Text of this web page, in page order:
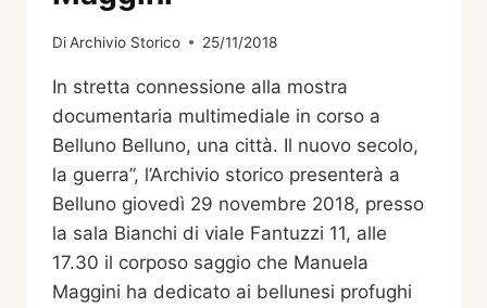
DiArchivio Storico 25/11/2018
In stretta connessione alla mostra
documentaria multimediale in corso a
Belluno Belluno, una città. Il nuovo secolo,
la guerra”, l’Archivio storico presenterà a
Belluno giovedì 29 novembre 2018, presso
la sala Bianchi di viale Fantuzzi 11, alle
17.30 il corposo saggio che Manuela
Maggini ha dedicato ai bellunesi profughi